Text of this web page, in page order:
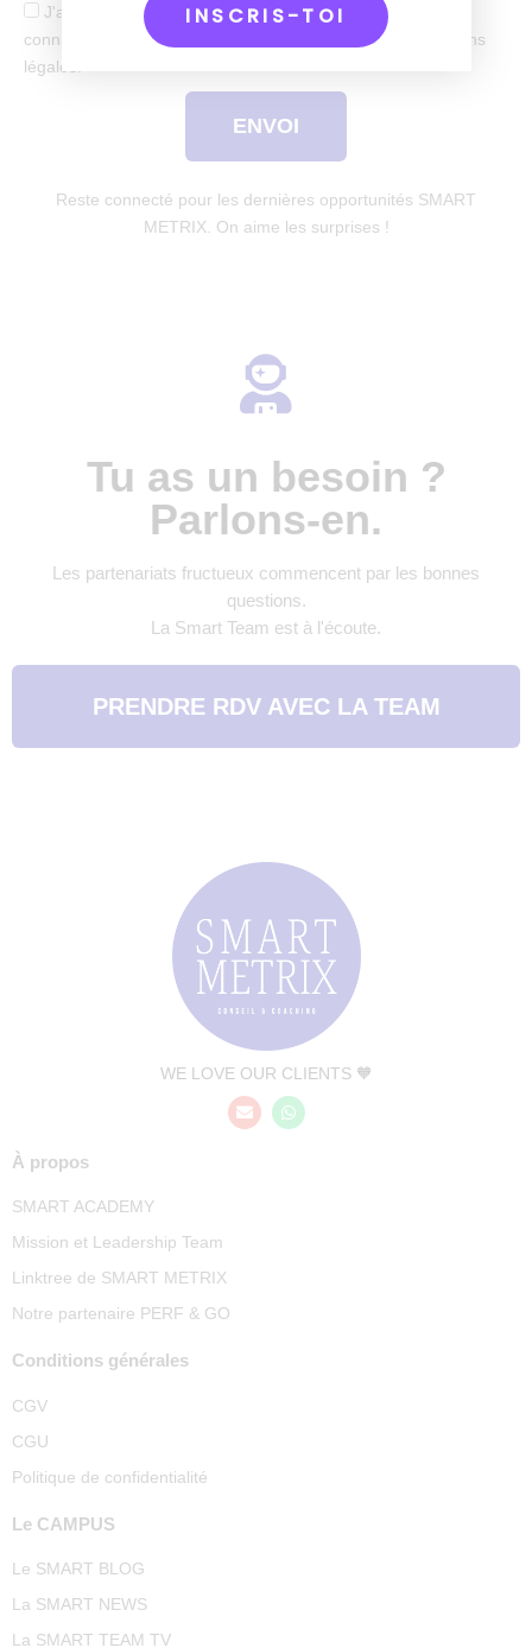
J'accepte de recevoir tes mails et confirme avoir pris
connaissance de votre politique de confidentialité et mentions
légales.
ENVOI
Reste connecté pour les dernières opportunités SMART
METRIX. On aime les surprises !
Tu as un besoin ?
Parlons-en.
Les partenariats fructueux commencent par les bonnes
questions.
La Smart Team est à l'écoute.
PRENDRE RDV AVEC LA TEAM
WE LOVE OUR CLIENTS 🧡
À propos
SMART ACADEMY
Mission et Leadership Team
Linktree de SMART METRIX
Notre partenaire PERF & GO
Conditions générales
CGV
CGU
Politique de confidentialité
Le CAMPUS
Le SMART BLOG
La SMART NEWS
La SMART TEAM TV
INSCRIS-TOI